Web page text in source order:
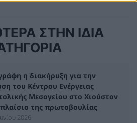
ΣΤΗΝ ΙΔΙΑ
η διακήρυξη για την
του Κέντρου Ενέργειας
Μεσογείου στο Χιούστον
της πρωτοβουλίας
2026